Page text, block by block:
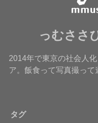
っむささ
2014年で東京の社会人
ア。飯食って写真撮って
タグ